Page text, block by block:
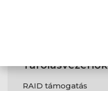
Tárolásvezérlők
RAID támogatás